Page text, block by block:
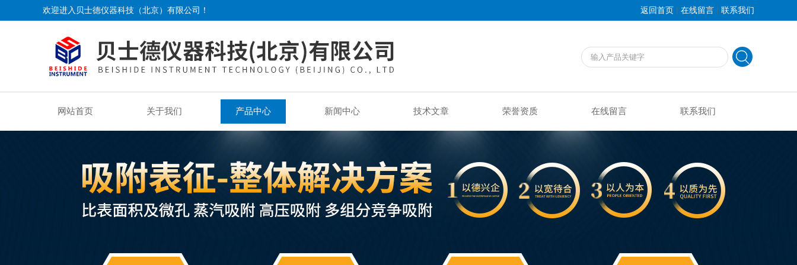
欢迎进入贝士德仪器科技（北京）有限公司！ 返回首页 | 在线留言 | 联系我们
网站首页 关于我们 产品中心 新闻中心 技术文章 荣誉资质 在线留言 联系我们